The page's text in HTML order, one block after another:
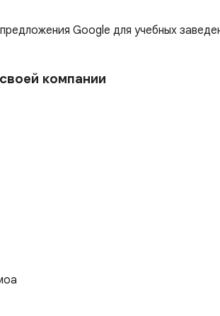
Google для учебных
компании